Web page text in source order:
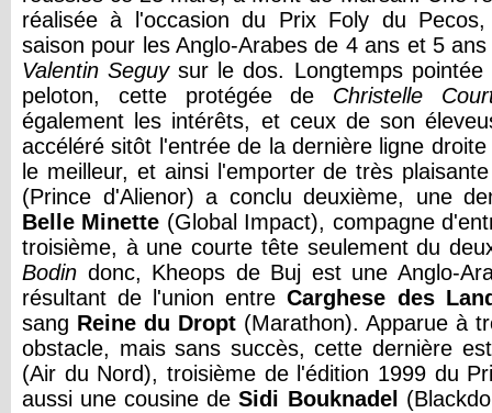
réalisée à l'occasion du Prix Foly du
saison pour les Anglo-Arabes de 4 ans et 5
Valentin Seguysur le dos. Longtemps pointée
peloton, cette protégée de Christelle
également les intérêts, et ceux de son
accéléré sitôt l'entrée de la dernière ligne
le meilleur, et ainsi l'emporter de très
(Prince d'Alienor) a conclu deuxième, une
Belle Minette (Global Impact), compagne
troisième, à une courte tête seulement du
Bodin donc, Kheops de Buj est une Anglo-
résultant de l'union entreCarghese des
sang Reine du Dropt (Marathon). Apparue à
obstacle, mais sans succès, cette dernière
(Air du Nord), troisième de l'édition 1999 du
aussi une cousine deSidi Bouknadel